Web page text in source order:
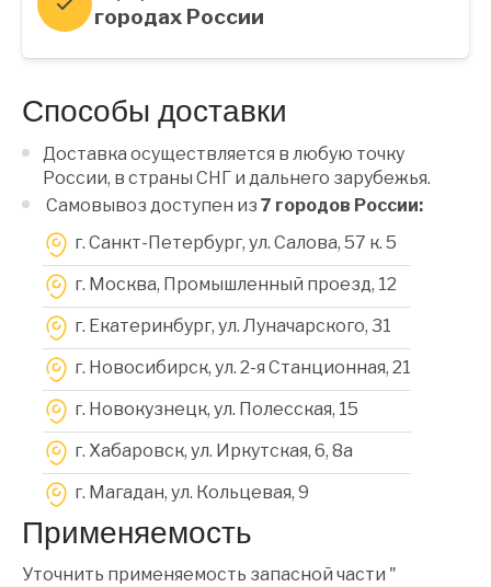
городах России
Способы доставки
Доставка осуществляется в любую точку
России, в страны СНГ и дальнего зарубежья.
Самовывоз доступен из 7 городов России:
г. Санкт-Петербург, ул. Салова, 57 к. 5
г. Москва, Промышленный проезд, 12
г. Екатеринбург, ул. Луначарского, 31
г. Новосибирск, ул. 2-я Станционная, 21
г. Новокузнецк, ул. Полесская, 15
г. Хабаровск, ул. Иркутская, 6, 8a
г. Магадан, ул. Кольцевая, 9
Применяемость
Уточнить применяемость запасной части "